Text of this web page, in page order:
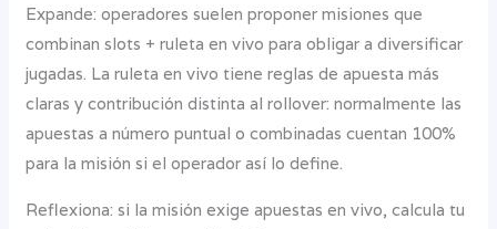
Expande: operadores suelen proponer misiones que
combinan slots + ruleta en vivo para obligar a diversificar
jugadas. La ruleta en vivo tiene reglas de apuesta más
claras y contribución distinta al rollover: normalmente las
apuestas a número puntual o combinadas cuentan 100%
para la misión si el operador así lo define.
Reflexiona: si la misión exige apuestas en vivo, calcula tu